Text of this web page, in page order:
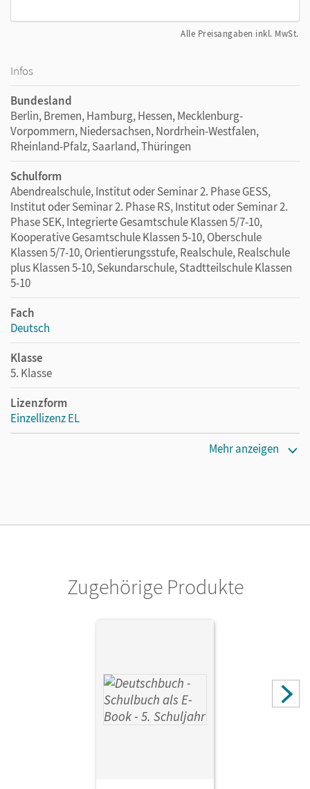
Alle Preisangaben inkl. MwSt.
Infos
Bundesland
Berlin, Bremen, Hamburg, Hessen, Mecklenburg-
Vorpommern, Niedersachsen, Nordrhein-Westfalen,
Rheinland-Pfalz, Saarland, Thüringen
Schulform
Abendrealschule, Institut oder Seminar 2. Phase GESS,
Institut oder Seminar 2. Phase RS, Institut oder Seminar 2.
Phase SEK, Integrierte Gesamtschule Klassen 5/7-10,
Kooperative Gesamtschule Klassen 5-10, Oberschule
Klassen 5/7-10, Orientierungsstufe, Realschule, Realschule
plus Klassen 5-10, Sekundarschule, Stadtteilschule Klassen
5-10
Fach
Deutsch
Klasse
5. Klasse
Lizenzform
Einzellizenz EL
Mehr anzeigen
Zugehörige Produkte